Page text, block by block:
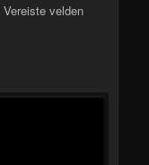
Vereiste velden